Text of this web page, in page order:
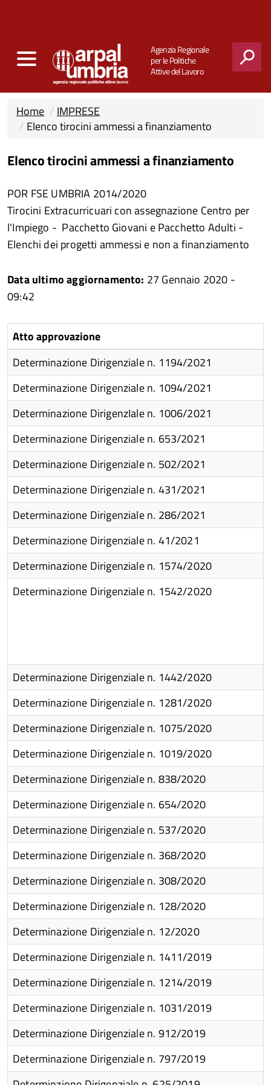
Agenzia Regionale
per le Politiche
Attive del Lavoro
Home
IMPRESE
Elenco tirocini ammessi a finanziamento
Elenco tirocini ammessi a finanziamento
POR FSE UMBRIA 2014/2020
Tirocini Extracurricuari con assegnazione Centro per
l'Impiego - Pacchetto Giovani e Pacchetto Adulti -
Elenchi dei progetti ammessi e non a finanziamento
Data ultimo aggiornamento: 27 Gennaio 2020 -
09:42
Atto approvazione
Determinazione Dirigenziale n. 1194/2021
Determinazione Dirigenziale n. 1094/2021
Determinazione DirigenzIale n. 1006/2021
Determinazione Dirigenziale n. 653/2021
Determinazione Dirigenziale n. 502/2021
Determinazione Dirigenziale n. 431/2021
Determinazione Dirigenziale n. 286/2021
Determinazione Dirigenziale n. 41/2021
Determinazione Dirigenziale n. 1574/2020
Determinazione Dirigenziale n. 1542/2020
Determinazione Dirigenziale n. 1442/2020
Determinazione Dirigenziale n. 1281/2020
Determinazione Dirigenziale n. 1075/2020
Determinazione Dirigenziale n. 1019/2020
Determinazione Dirigenziale n. 838/2020
Determinazione Dirigenziale n. 654/2020
Determinazione Dirigenziale n. 537/2020
Determinazione Dirigenziale n. 368/2020
Determinazione Dirigenziale n. 308/2020
Determinazione Dirigenziale n. 128/2020
Determinazione Dirigenziale n. 12/2020
Determinazione Dirigenziale n. 1411/2019
Determinazione Dirigenziale n. 1214/2019
Determinazione Dirigenziale n. 1031/2019
Determinazione Dirigenziale n. 912/2019
Determinazione Dirigenziale n. 797/2019